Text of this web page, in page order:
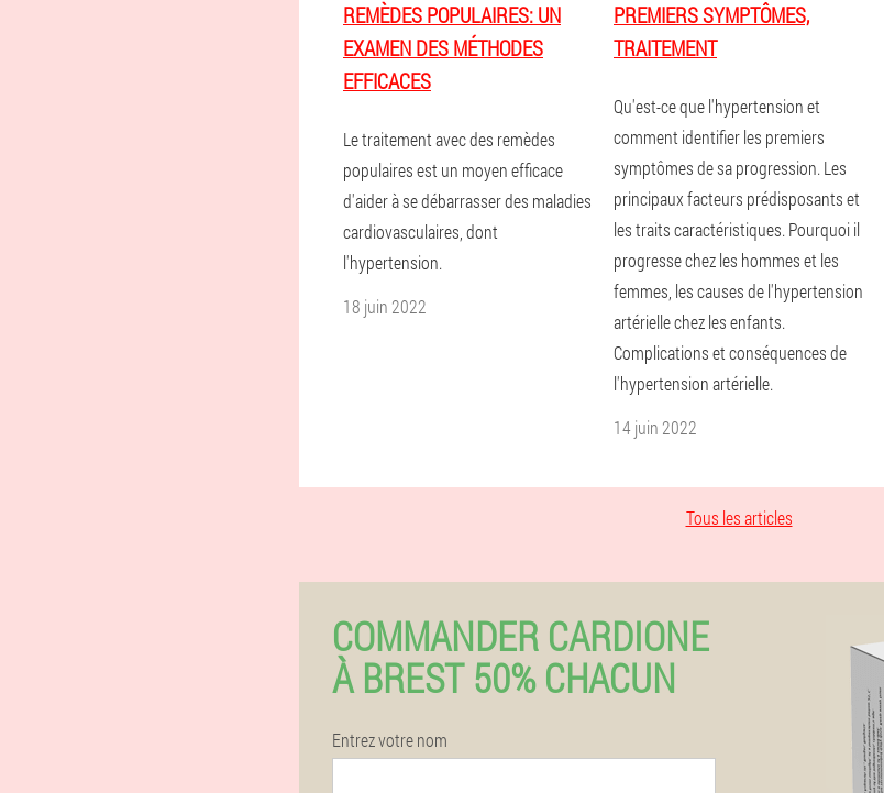
REMÈDES POPULAIRES: UN
EXAMEN DES MÉTHODES
EFFICACES
Le traitement avec des remèdes
populaires est un moyen efficace
d'aider à se débarrasser des maladies
cardiovasculaires, dont
l'hypertension.
18 juin 2022
PREMIERS SYMPTÔMES,
TRAITEMENT
Qu'est-ce que l'hypertension et
comment identifier les premiers
symptômes de sa progression. Les
principaux facteurs prédisposants et
les traits caractéristiques. Pourquoi il
progresse chez les hommes et les
femmes, les causes de l'hypertension
artérielle chez les enfants.
Complications et conséquences de
l'hypertension artérielle.
14 juin 2022
Tous les articles
COMMANDER CARDIONE
À BREST 50% CHACUN
Entrez votre nom